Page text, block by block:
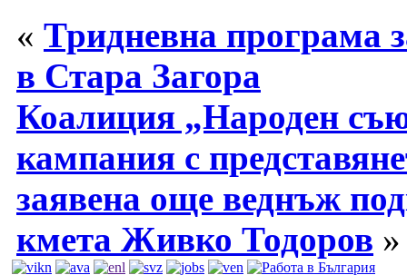
« Тридневна програма
в Стара Загора
Коалиция „Народен
кампания с
заявена още веднъж
кмета Живко Тодоров »